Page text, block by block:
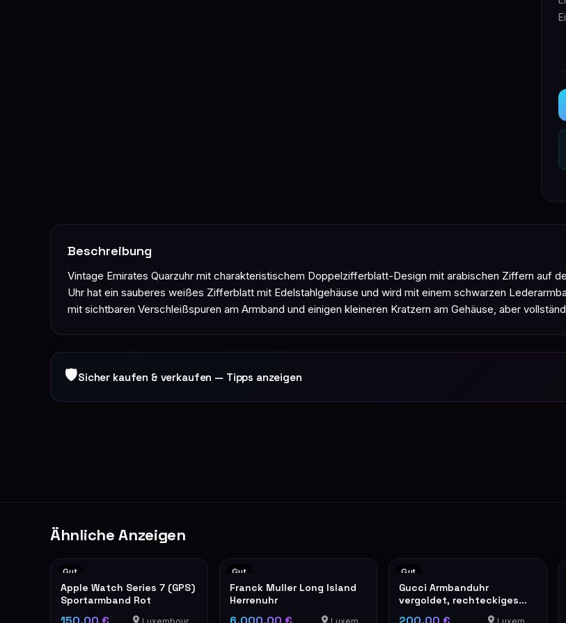
Beschreibung
Vintage Emirates Quarzuhr mit charakteristischem Doppelzifferblatt-Design mit arabischen Ziffern auf
Uhr hat ein sauberes weißes Zifferblatt mit Edelstahlgehäuse und wird mit einem schwarzen
mit sichtbaren Verschleißspuren am Armband und einigen kleineren Kratzern am Gehäuse, aber
🛡Sicher kaufen & verkaufen — Tipps anzeigen
Ähnliche Anzeigen
Gut
Apple Watch Series 7 (GPS)
Sportarmband Rot
Gut
Franck Muller Long Island
Herrenuhr
Gut
Gucci Armbanduhr
vergoldet, rechteckiges